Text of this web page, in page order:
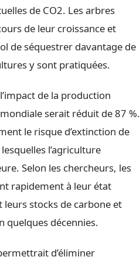
de CO2. Les arbres
de leur croissance et
de séquestrer davantage de
y sont pratiquées.
de la production
serait réduit de 87 %.
le risque d’extinction de
l’agriculture
Selon les chercheurs, les
rapidement à leur état
stocks de carbone et
quelques décennies.
d’éliminer